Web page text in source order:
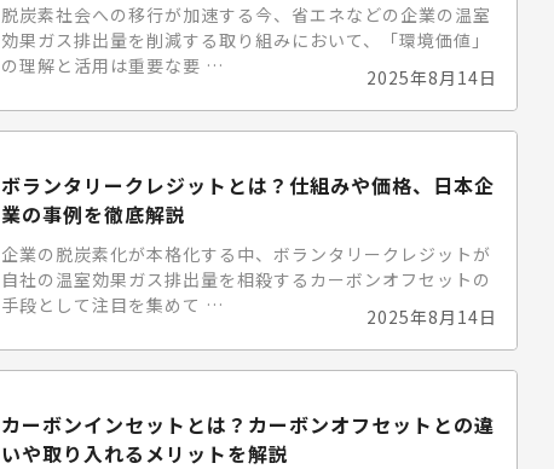
2025年8月14日
脱炭素社会への移行が加速する今、省エネなどの企業の温室
効果ガス排出量を削減する取り組みにおいて、「環境価値」
の理解と活用は重要な要 …
ボランタリークレジットとは？仕組みや価格、日本企
業の事例を徹底解説
2025年8月14日
企業の脱炭素化が本格化する中、ボランタリークレジットが
自社の温室効果ガス排出量を相殺するカーボンオフセットの
手段として注目を集めて …
カーボンインセットとは？カーボンオフセットとの違
いや取り入れるメリットを解説